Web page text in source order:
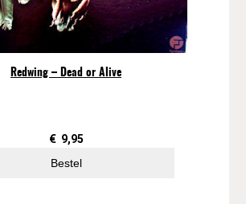
Redwing – Dead or Alive
€ 9,95
Bestel